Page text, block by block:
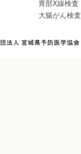
胃部X線検査
大腸がん検査